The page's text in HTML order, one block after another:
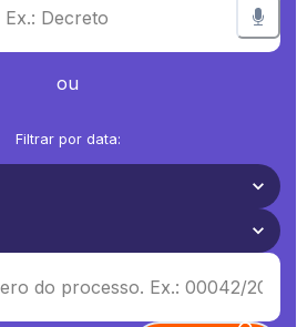
ou
Filtrar por data: